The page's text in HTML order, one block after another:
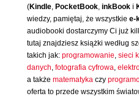
(Kindle, PocketBook, inkBook i
wiedzy, pamiętaj, że wszystkie e-
audiobooki dostarczymy Ci już
tutaj znajdziesz książki według
takich jak: programowanie, sieci
danych, fotografia cyfrowa,
a także matematyka czy
oferta to przede wszystkim